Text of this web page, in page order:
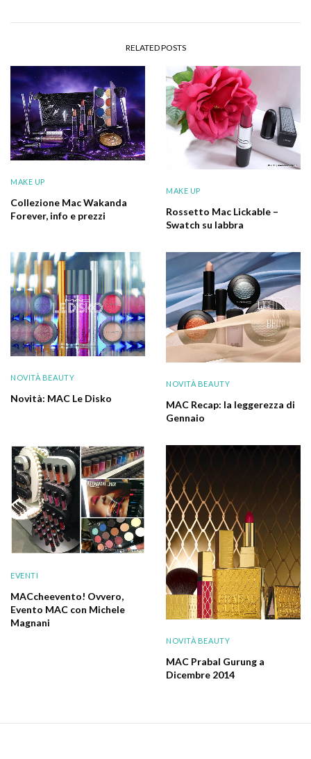
RELATED POSTS
MAKE UP
Collezione Mac Wakanda
Forever, info e prezzi
MAKE UP
Rossetto Mac Lickable –
Swatch su labbra
NOVITÀ BEAUTY
Novità: MAC Le Disko
NOVITÀ BEAUTY
MAC Recap: la leggerezza di
Gennaio
EVENTI
MACcheevento! Ovvero,
Evento MAC con Michele
Magnani
NOVITÀ BEAUTY
MAC Prabal Gurung a
Dicembre 2014